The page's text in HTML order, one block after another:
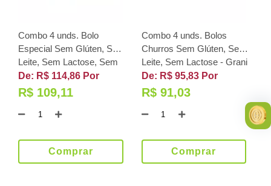
Combo 4 unds. Bolo
Especial Sem Glúten, Sem
Leite, Sem Lactose, Sem
Açúcar - Grani Amici
De: R$ 114,86 Por
R$ 109,11
Comprar
Combo 4 unds. Bolos
Churros Sem Glúten, Sem
Leite, Sem Lactose - Grani
Amici
De: R$ 95,83 Por
R$ 91,03
Comprar